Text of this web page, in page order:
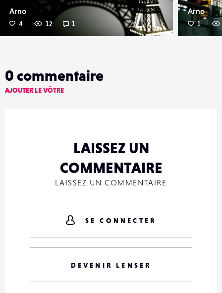
Arno
4 12 1
Arno
1
0 commentaire
AJOUTER LE VÔTRE
LAISSEZ UN
COMMENTAIRE
LAISSEZ UN COMMENTAIRE
SE CONNECTER
DEVENIR LENSER